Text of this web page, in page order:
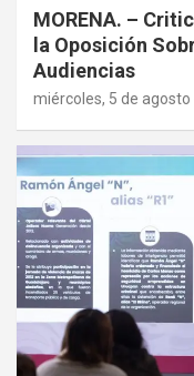
MORENA. –
la Oposición
Audiencias
miércoles, 5 de agosto